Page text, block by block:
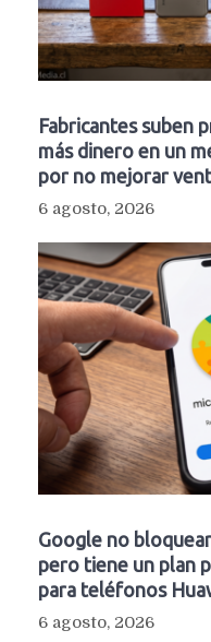
Fabricantes suben
más dinero en un
por no mejorar
6 agosto, 2026
Google no
pero tiene un plan
para teléfonos
6 agosto, 2026